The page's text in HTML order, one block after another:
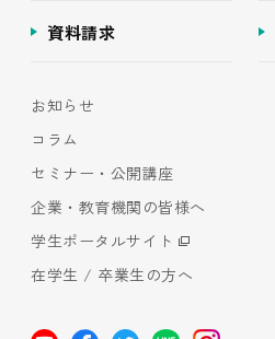
資料請求
お知らせ
コラム
セミナー・公開講座
企業・教育機関の皆様へ
学生ポータルサイト
在学生 / 卒業生の方へ